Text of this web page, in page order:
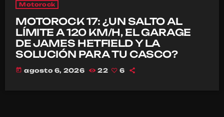
Motorock
MOTOROCK 17: ¿UN SALTO AL
LÍMITE A 120 KM/H, EL GARAGE
DE JAMES HETFIELD Y LA
SOLUCIÓN PARA TU CASCO?
today agosto 6, 2026 22 6